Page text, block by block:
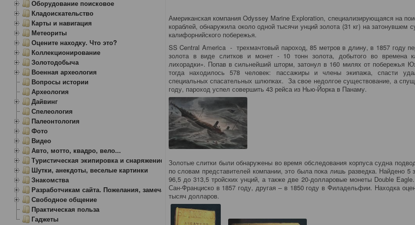
Американская компания Odyssey Marine Exploration, специализирующаяся на
кораблей, обнаружила около одной тысячи унций золота (31 кг) на затонувшем
калифорнийского побережья.
SS Central America - трехмачтовый пароход, 85 метров в длину, в 1857 году
золота в виде слитков и монет - 10 тонн золота, добытого во времена
лихорадки». Попав в сильнейший шторм, затонул в 160 милях от побережья
тогда находилось 578 человек: пассажиры и члены экипажа, спасти
специальных спасательных шлюпках. За свое недолгое существование, а
году, пароход успел совершить 43 рейса из Нью-Йорка в Панаму.
Золотые слитки были обнаружены во время обследования корпуса судна
по словам представителей компании, это была пока лишь разведка. Найдено 5
96,5 до 313,5 тройских унций, а также две 20-долларовые монеты Double
Сан-Франциско в 1857 году, другая – в 1850 году в Филадельфии. Находка
тысяч долларов.
Оборудование поисковое
Кладоискательство
Карты и навигация
Метеориты
Оцените находку. Что это?
Коллекционирование
Золотодобыча
Военная археология
Вопросы истории
Археология
Дайвинг
Спелеология
Палеонтология
Фото
Видео
Авто, мотто, квадро, вело...
Туристическая экипировка и снаряжение
Шутки, анекдоты, веселые картинки
Знакомства
Разработчикам сайта. Пожелания, замечания.
Свободное общение
Практическая польза
Гаджеты